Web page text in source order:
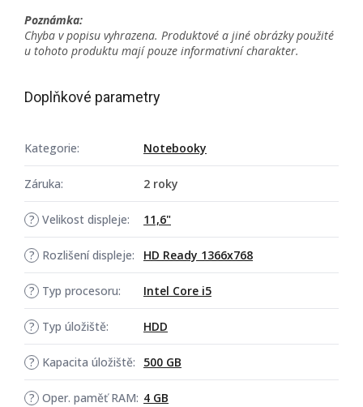
Poznámka:
Chyba v popisu vyhrazena. Produktové a jiné obrázky použité
u tohoto produktu mají pouze informativní charakter.
Doplňkové parametry
Kategorie: Notebooky
Záruka: 2 roky
? Velikost displeje: 11,6"
? Rozlišení displeje: HD Ready 1366x768
? Typ procesoru: Intel Core i5
? Typ úložiště: HDD
? Kapacita úložiště: 500 GB
? Oper. paměť RAM: 4 GB